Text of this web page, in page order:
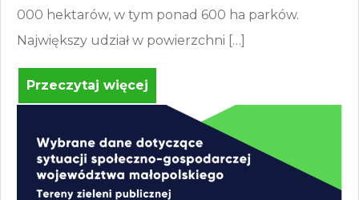
000 hektarów, w tym ponad 600 ha parków.
Największy udział w powierzchni […]
Przeczytaj więcej